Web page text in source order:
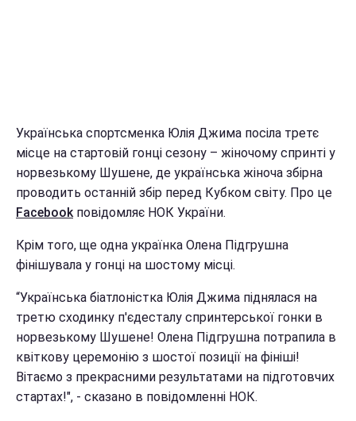
Українська спортсменка Юлія Джима посіла третє
місце на стартовій гонці сезону – жіночому спринті у
норвезькому Шушене, де українська жіноча збірна
проводить останній збір перед Кубком світу. Про це
Facebookповідомляє НОК України.
Крім того, ще одна українка Олена Підгрушна
фінішувала у гонці на шостому місці.
“Українська біатлоністка Юлія Джима піднялася на
третю сходинку п'єдесталу спринтерської гонки в
норвезькому Шушене! Олена Підгрушна потрапила в
квіткову церемонію з шостої позиції на фініші!
Вітаємо з прекрасними результатами на підготовчих
стартах!", - сказано в повідомленні НОК.